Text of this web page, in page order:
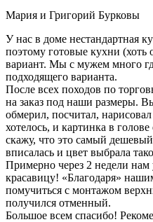
Мария и Григорий Бурковы
У нас в доме нестандартная
поэтому готовые кухни
вариант. Мы с мужем много
подходящего варианта.
После всех походов по
на заказ под наши размеры.
обмерил, посчитал,
хотелось, и картинка в
скажу, что это самый
вписалась и цвет выбрала
Примерно через 2 недели
красавицу! «Благодаря»
помучиться с монтажом
получился отменный.
Большое всем спасибо!